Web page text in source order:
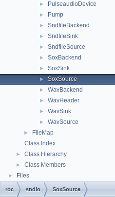
► PulseaudioDevice
► Pump
► SndfileBackend
► SndfileSink
► SndfileSource
► SoxBackend
► SoxSink
► SoxSource
► WavBackend
► WavHeader
► WavSink
► WavSource
►
FileMap
Class Index
► Class Hierarchy
► Class Members
► Files
roc sndio SoxSource